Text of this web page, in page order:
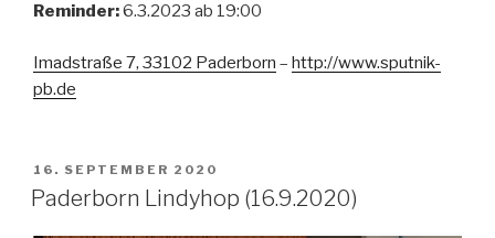
Reminder:6.3.2023 ab 19:00
Imadstraße 7, 33102 Paderborn – http://www.sputnik-
pb.de
VERÖFFENTLICHT
AM
16. SEPTEMBER 2020
Paderborn Lindyhop (16.9.2020)